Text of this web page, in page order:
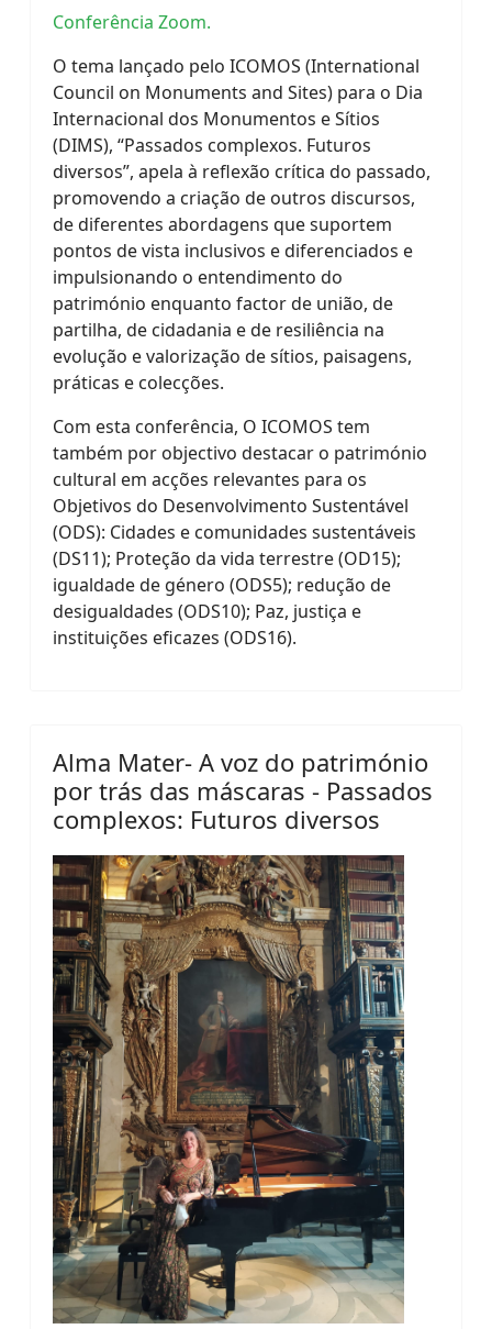
Conferência Zoom.
O tema lançado pelo ICOMOS (International
Council on Monuments and Sites) para o Dia
Internacional dos Monumentos e Sítios
(DIMS), “Passados complexos. Futuros
diversos”, apela à reflexão crítica do passado,
promovendo a criação de outros discursos,
de diferentes abordagens que suportem
pontos de vista inclusivos e diferenciados e
impulsionando o entendimento do
património enquanto factor de união, de
partilha, de cidadania e de resiliência na
evolução e valorização de sítios, paisagens,
práticas e colecções.
Com esta conferência, O ICOMOS tem
também por objectivo destacar o património
cultural em acções relevantes para os
Objetivos do Desenvolvimento Sustentável
(ODS): Cidades e comunidades sustentáveis
(DS11); Proteção da vida terrestre (OD15);
igualdade de género (ODS5); redução de
desigualdades (ODS10); Paz, justiça e
instituições eficazes (ODS16).
Alma Mater- A voz do património
por trás das máscaras - Passados
complexos: Futuros diversos